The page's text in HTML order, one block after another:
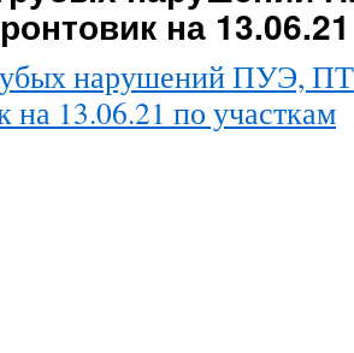
на
нарушений ПУЭ,
на 13.06.21 по участкам